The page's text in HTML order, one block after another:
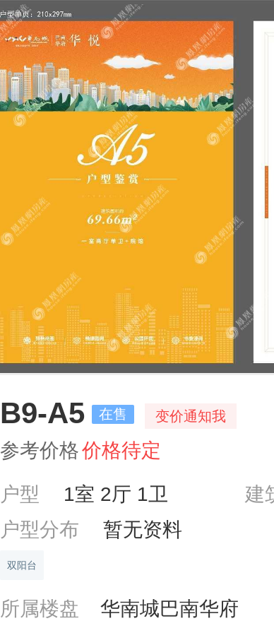
B9-A5 在售 变价通知我
参考价格价格待定
户型
1室 2厅 1卫 建
户型分布
暂无资料
双阳台
所属楼盘 华南城巴南华府